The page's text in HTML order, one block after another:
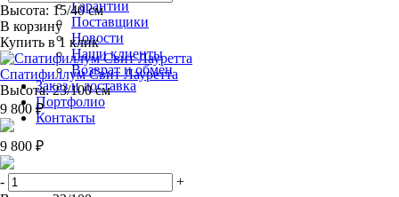
Гарантии
Поставщики
Новости
Наши клиенты
Возврат и обмен
Заказ и доставка
Портфолио
Контакты
Высота: 15/40 см
В корзину
Купить в 1 клик
Спатифиллум Свит Лауретта
Высота: 23/100 см
9 800 ₽
9 800 ₽
-
+